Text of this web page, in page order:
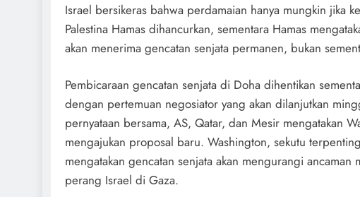
Israel bersikeras bahwa perdamaian hanya mungkin jika
Palestina Hamas dihancurkan, sementara Hamas
akan menerima gencatan senjata permanen, bukan
Pembicaraan gencatan senjata di Doha dihentikan
dengan pertemuan negosiator yang akan dilanjutkan
pernyataan bersama, AS, Qatar, dan Mesir mengatakan
mengajukan proposal baru. Washington, sekutu
mengatakan gencatan senjata akan mengurangi ancaman
perang Israel di Gaza.